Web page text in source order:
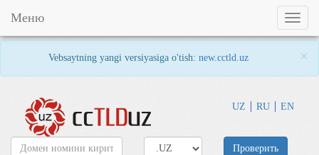
Vebsaytning yangi versiyasiga o'tish: new.cctld.uz ×
UZ RU EN
Toggle
Меню
Проверить